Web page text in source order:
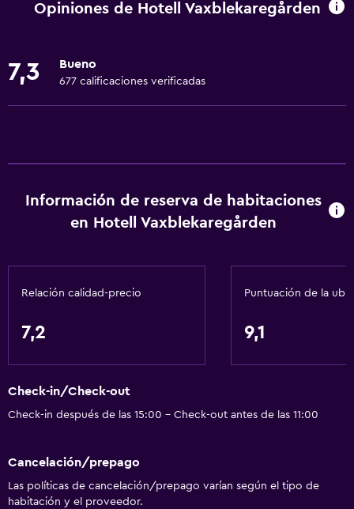
Ventilador
Calefacción
Gel de ducha
Baño
Aseo
Papel higiénico
Accesibilidad y adecuación
Opiniones de Hotell Vaxblekaregården
7,3 Bueno
677 calificaciones verificadas
Información de reserva de habitaciones
en Hotell Vaxblekaregården
Relación calidad-precio
7,2
Puntuación de la
9,1
Check-in/Check-out
Check-in después de las 15:00 - Check-out antes de las 11:00
Cancelación/prepago
Las políticas de cancelación/prepago varían según el tipo de
habitación y el proveedor.